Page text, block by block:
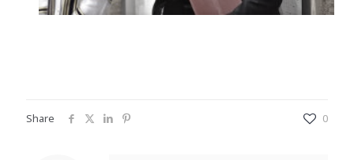
Share 0